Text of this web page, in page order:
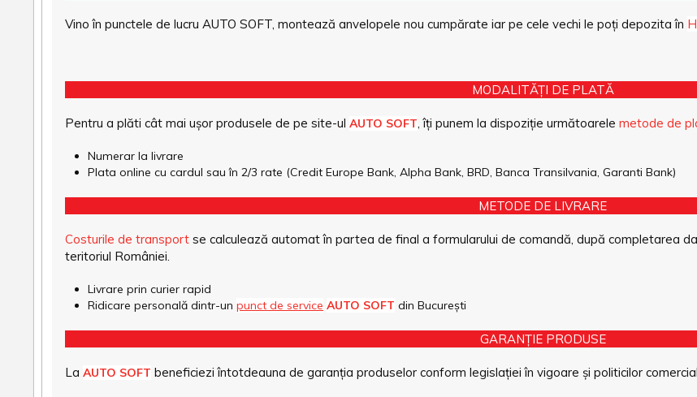
Vino în punctele de lucru AUTO SOFT, montează anvelopele nou cumpărate iar pe cele vechi le poți depozita în
MODALITĂȚI DE PLATĂ
Pentru a plăti cât mai ușor produsele de pe site-ul AUTO SOFT, îți punem la dispoziție următoarele metode de
Numerar la livrare
Plata online cu cardul sau în 2/3 rate (Credit Europe Bank, Alpha Bank, BRD, Banca Transilvania, Garanti Bank)
METODE DE LIVRARE
Costurile de transport se calculează automat în partea de final a formularului de comandă, după completarea
teritoriul României.
Livrare prin curier rapid
Ridicare personală dintr-un punct de service AUTO SOFT din București
GARANȚIE PRODUSE
La AUTO SOFT beneficiezi întotdeauna de garanția produselor conform legislației în vigoare și politicilor